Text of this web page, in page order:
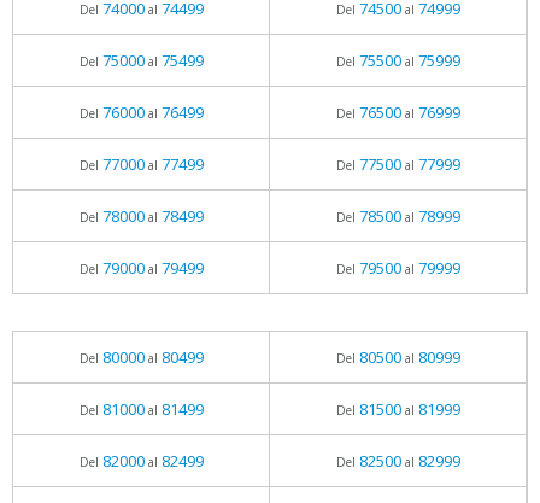
Del 74000al 74499 Del 74500al 74999
Del 75000al 75499 Del 75500al 75999
Del 76000al 76499 Del 76500al 76999
Del 77000al 77499 Del 77500al 77999
Del 78000al 78499 Del 78500al 78999
Del 79000al 79499 Del 79500al 79999
Del 80000al 80499 Del 80500al 80999
Del 81000al 81499 Del 81500al 81999
Del 82000al 82499 Del 82500al 82999